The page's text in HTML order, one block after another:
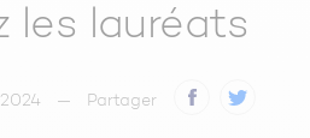
les lauréats
Partager